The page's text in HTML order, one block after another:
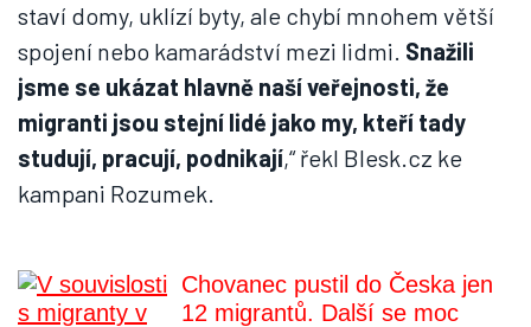
staví domy, uklízí byty, ale chybí mnohem větší
spojení nebo kamarádství mezi lidmi. Snažili
jsme se ukázat hlavně naší veřejnosti, že
migranti jsou stejní lidé jako my, kteří tady
studují, pracují, podnikají,“ řekl Blesk.cz ke
kampani Rozumek.
Chovanec pustil do Česka jen
12 migrantů. Další se moc